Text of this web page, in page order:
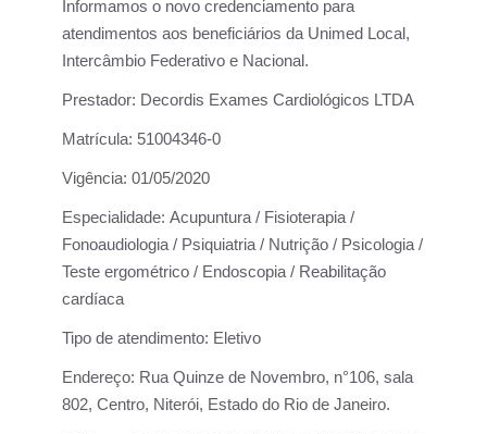
Informamos o novo credenciamento para
atendimentos aos beneficiários da Unimed Local,
Intercâmbio Federativo e Nacional.
Prestador: Decordis Exames Cardiológicos LTDA
Matrícula: 51004346-0
Vigência: 01/05/2020
Especialidade: Acupuntura / Fisioterapia /
Fonoaudiologia / Psiquiatria / Nutrição / Psicologia /
Teste ergométrico / Endoscopia / Reabilitação
cardíaca
Tipo de atendimento: Eletivo
Endereço: Rua Quinze de Novembro, n°106, sala
802, Centro, Niterói, Estado do Rio de Janeiro.